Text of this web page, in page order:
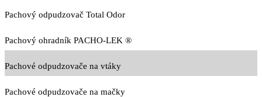
Pachový odpudzovač Total Odor
Pachový ohradník PACHO-LEK ®
Pachové odpudzovače na vtáky
Pachové odpudzovače na mačky